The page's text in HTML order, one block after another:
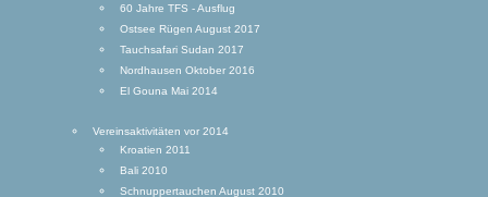
60 Jahre TFS - Ausflug
Ostsee Rügen August 2017
Tauchsafari Sudan 2017
Nordhausen Oktober 2016
El Gouna Mai 2014
Vereinsaktivitäten vor 2014
Kroatien 2011
Bali 2010
Schnuppertauchen August 2010